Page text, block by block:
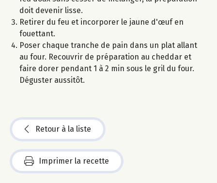
doit devenir lisse.
Retirer du feu et incorporer le jaune d'œuf en
fouettant.
Poser chaque tranche de pain dans un plat allant
au four. Recouvrir de préparation au cheddar et
faire dorer pendant 1 à 2 min sous le gril du four.
Déguster aussitôt.
Retour à la liste
Imprimer la recette